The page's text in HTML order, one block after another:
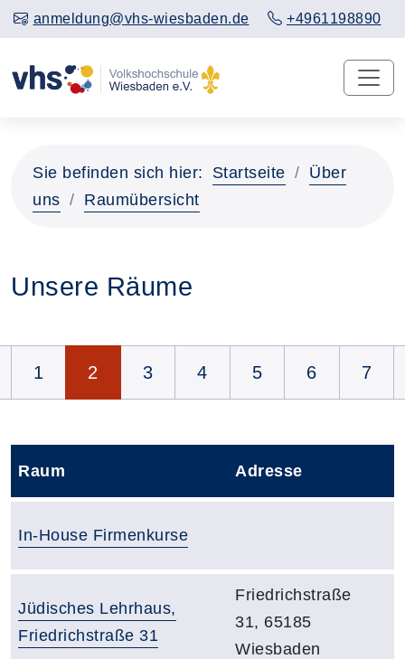
anmeldung@vhs-wiesbaden.de +4961198890
Sie befinden sich hier: Startseite
Über
uns
Raumübersicht
Unsere Räume
1 2 3 4 5 6 7
Raum Adresse
Raumbezeichnung:
In-House Firmenkurse
Raumbezeichnung:
Jüdisches Lehrhaus,
Friedrichstraße 31
Adresse:
Friedrichstraße
31, 65185
Wiesbaden